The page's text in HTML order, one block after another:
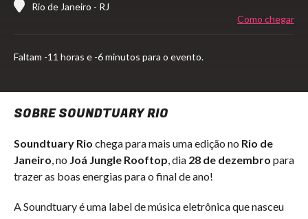
Rio de Janeiro - RJ
Como chegar
Faltam -11 horas e -6 minutos para o evento.
SOBRE SOUNDTUARY RIO
Soundtuary Rio chega para mais uma edição no Rio de
Janeiro, no Joá Jungle Rooftop, dia 28 de dezembro para
trazer as boas energias para o final de ano!
A Soundtuary é uma label de música eletrônica que nasceu